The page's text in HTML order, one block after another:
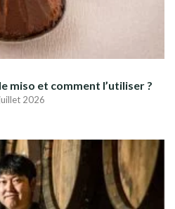
miso et comment l’utiliser ?
2026